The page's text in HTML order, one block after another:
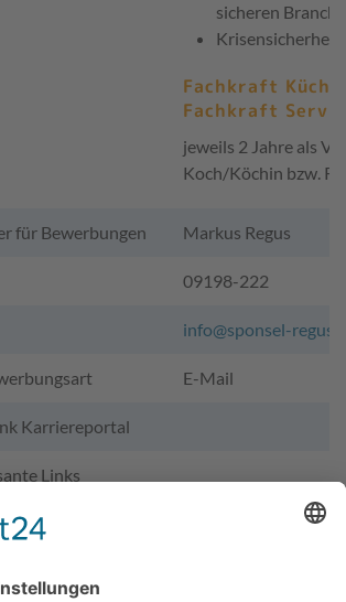
sicheren Branche
Krisensicherheit
Fachkraft
Fachkraft
jeweils 2 Jahre als
Koch/Köchin bzw.
für Bewerbungen Markus Regus
09198-222
info@sponsel-
E-Mail
Karriereportal
Links
YouTube Video-Service